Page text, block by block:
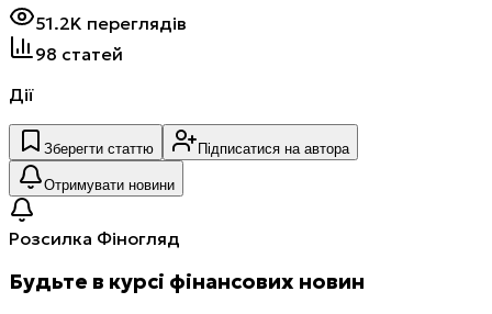
51.2K переглядів
98 статей
Дії
Зберегти статтю Підписатися на автора
Отримувати новини
Розсилка Фіногляд
Будьте в курсі фінансових новин